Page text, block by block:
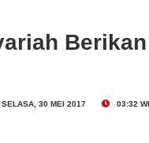
SELASA, 30 MEI 2017 03:32